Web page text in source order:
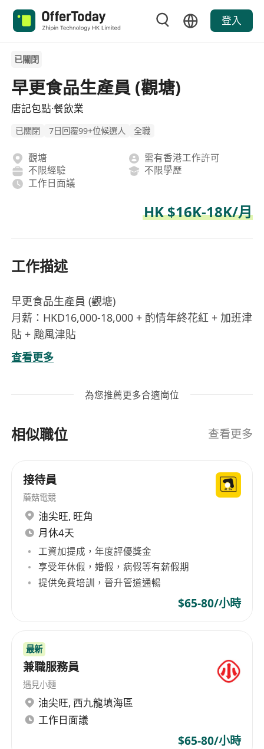
登入
已關閉
早更食品生產員 (觀塘)
唐記包點·餐飲業
已關閉 7日回覆99+位候選人 全職
觀塘
需有香港工作許可
不限經驗
不限學歷
工作日面議
HK $16K-18K/月
工作描述
早更食品生產員 (觀塘)
月薪：HKD16,000-18,000 + 酌情年終花紅 + 加班津
貼 + 颱風津貼
福利：免費膳食 + 節日提早收工 + 婚假 + 生日假 +
恩恤假 + 在職培訓 + 完善晉升階梯
職責︰於工場負責製作餡料、點心製作及原材料處
查看更多
為您推薦更多合適崗位
相似職位 查看更多
接待員
蘑菇電競
油尖旺, 旺角
月休4天
工資加提成，年度評優獎金
享受年休假，婚假，病假等有薪假期
提供免費培訓，晉升管道通暢
$65-80/小時
最新
兼職服務員
遇見小麵
油尖旺, 西九龍填海區
工作日面議
$65-80/小時